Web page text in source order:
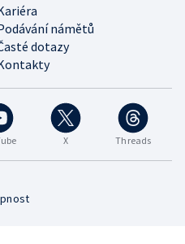
námětů
dotazy
X Threads